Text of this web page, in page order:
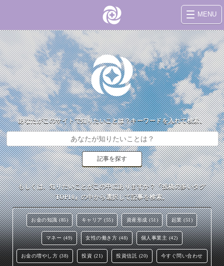
MENU
あなたがこのサイトで知りたいことは？キーワードを入れて検索。
もしくは、知りたいことがこの中にありますか？『投稿の多いタグ
TOP10』の中から選択して記事を検索。
お金の知識 (85) キャリア (55) 資産形成 (51) 起業 (51)
マネー (49) 女性の働き方 (48) 個人事業主 (42)
お金の増やし方 (38) 投資 (21) 投資信託 (20) 今すぐ問い合わせ